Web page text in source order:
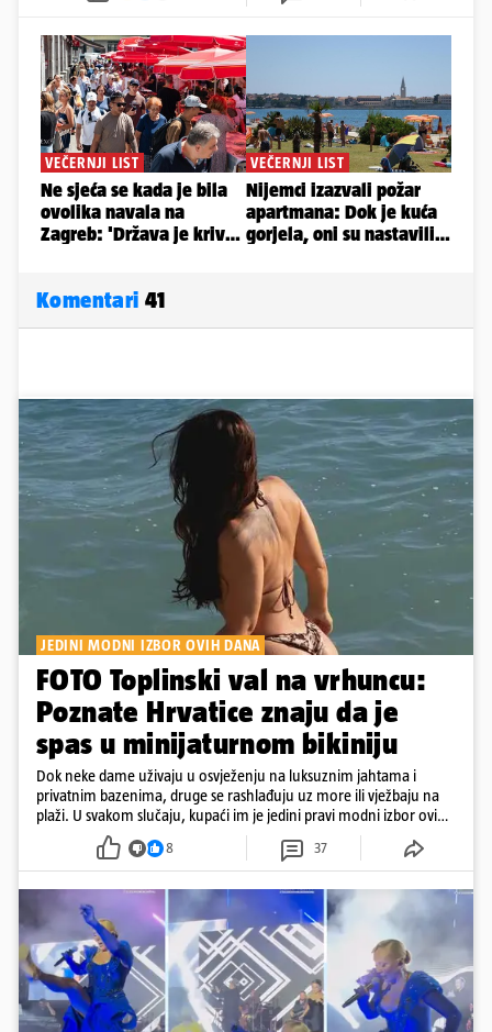
Komentari 41
JEDINI MODNI IZBOR OVIH DANA
FOTO Toplinski val na vrhuncu:
Poznate Hrvatice znaju da je
spas u minijaturnom bikiniju
Dok neke dame uživaju u osvježenju na luksuznim jahtama i
privatnim bazenima, druge se rashlađuju uz more ili vježbaju na
plaži. U svakom slučaju, kupaći im je jedini pravi modni izbor ovih
8 37